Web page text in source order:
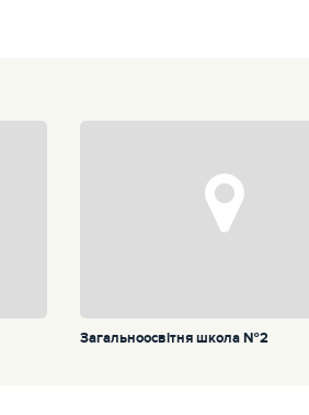
Загальноосвітня школа №2